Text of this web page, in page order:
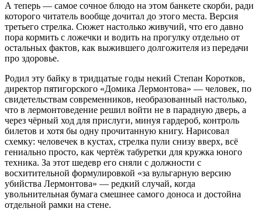
А теперь — самое сочное блюдо на этом банкете скорби, ради
которого читатель вообще дочитал до этого места. Версия
третьего стрелка. Сюжет настолько живучий, что его давно
пора кормить с ложечки и водить на прогулку отдельно от
остальных фактов, как выжившего долгожителя из передачи
про здоровье.
Родил эту байку в тридцатые годы некий Степан Коротков,
директор пятигорского «Домика Лермонтова» — человек, по
свидетельствам современников, необразованный настолько,
что в лермонтоведение решил войти не в парадную дверь, а
через чёрный ход для прислуги, минуя гардероб, контроль
билетов и хотя бы одну прочитанную книгу. Нарисовал
схемку: человечек в кустах, стрелка пули снизу вверх, всё
гениально просто, как чертёж табуретки для кружка юного
техника. За этот шедевр его сняли с должности с
восхитительной формулировкой «за вульгарную версию
убийства Лермонтова» — редкий случай, когда
увольнительная бумага смешнее самого доноса и достойна
отдельной рамки на стене.